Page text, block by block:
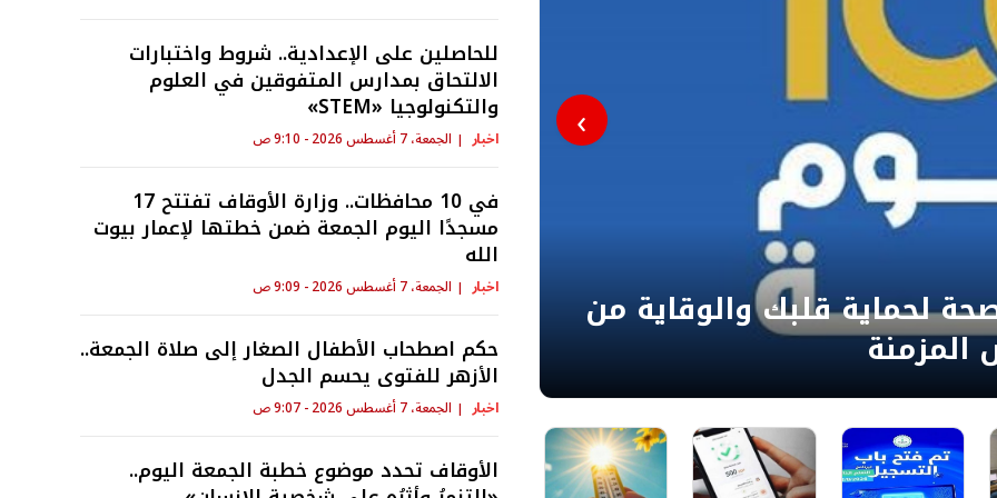
آخر موعد للتقديم بالمدارس المصرية الإيطالية 2026.. اعرف
التسجيل مهمة لتجنب الأخطاء
›
للحاصلين على الإعدادية.. شروط واختبارات
الالتحاق بمدارس المتفوقين في العلوم
والتكنولوجيا «STEM»
اخبار الجمعة، 7 أغسطس 2026 - 9:10 ص
في 10 محافظات.. وزارة الأوقاف تفتتح 17
مسجدًا اليوم الجمعة ضمن خطتها لإعمار بيوت
الله
اخبار الجمعة، 7 أغسطس 2026 - 9:09 ص
حكم اصطحاب الأطفال الصغار إلى صلاة الجمعة..
الأزهر للفتوى يحسم الجدل
اخبار الجمعة، 7 أغسطس 2026 - 9:07 ص
الأوقاف تحدد موضوع خطبة الجمعة اليوم..